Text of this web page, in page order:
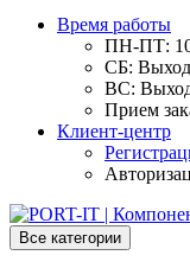
Время работы
ПН-ПТ:
СБ:
ВС:
Прием
Клиент-центр
Все категории